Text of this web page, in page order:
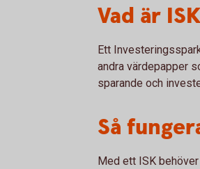
Vad är
Ett
andra värdepapper
sparande och
Så
Med ett ISK